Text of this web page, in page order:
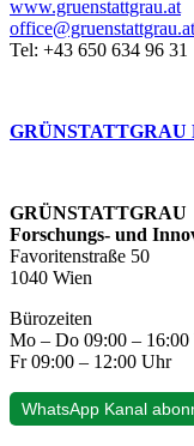
www.gruenstattgrau.at
office@gruenstattgrau.at
Tel: +43 650 634 96 31
GRÜNSTATTGRAU
GRÜNSTATTGRAU
Forschungs- und
Favoritenstraße 50
1040 Wien
Bürozeiten
Mo – Do 09:00 –
Fr 09:00 – 12:00 Uhr
WhatsApp Kanal